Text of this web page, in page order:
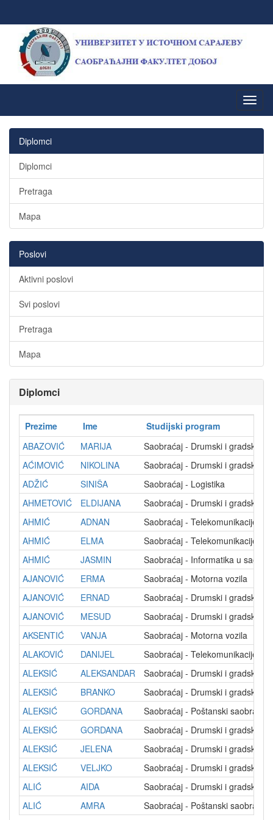
Diplomci
Diplomci
Pretraga
Mapa
Poslovi
Aktivni poslovi
Svi poslovi
Pretraga
Mapa
Diplomci
Prezime Ime
Studijski program
ABAZOVIĆ
MARIJA
Saobraćaj - Drumski i gradski
AĆIMOVIĆ
NIKOLINA
Saobraćaj - Drumski i gradski
ADŽIĆ
SINIŠA
Saobraćaj - Logistika
AHMETOVIĆ
ELDIJANA
Saobraćaj - Drumski i gradski
AHMIĆ
ADNAN
Saobraćaj - Telekomunikacije
AHMIĆ
ELMA
Saobraćaj - Telekomunikacije
AHMIĆ
JASMIN
Saobraćaj - Informatika u
AJANOVIĆ
ERMA
Saobraćaj - Motorna vozila
AJANOVIĆ
ERNAD
Saobraćaj - Drumski i gradski
AJANOVIĆ
MESUD
Saobraćaj - Drumski i gradski
AKSENTIĆ
VANJA
Saobraćaj - Motorna vozila
ALAKOVIĆ
DANIJEL
Saobraćaj - Telekomunikacije
ALEKSIĆ
ALEKSANDAR
Saobraćaj - Drumski i gradski
ALEKSIĆ
BRANKO
Saobraćaj - Drumski i gradski
ALEKSIĆ
GORDANA
Saobraćaj - Poštanski saobraćaj
ALEKSIĆ
GORDANA
Saobraćaj - Drumski i gradski
ALEKSIĆ
JELENA
Saobraćaj - Drumski i gradski
ALEKSIĆ
VELJKO
Saobraćaj - Drumski i gradski
ALIĆ
AIDA
Saobraćaj - Drumski i gradski
ALIĆ
AMRA Saobraćaj - Poštanski saobraćaj